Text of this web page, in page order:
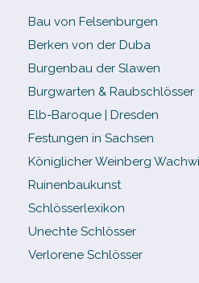
Bau von Felsenburgen
Berken von der Duba
Burgenbau der Slawen
Burgwarten & Raubschlösser
Elb-​Baroque | Dresden
Festungen in Sachsen
Königlicher Weinberg
Ruinenbaukunst
Schlösserlexikon
Unechte Schlösser
Verlorene Schlösser